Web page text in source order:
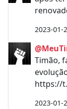
2023-01-
Timão,
https://
2023-01-